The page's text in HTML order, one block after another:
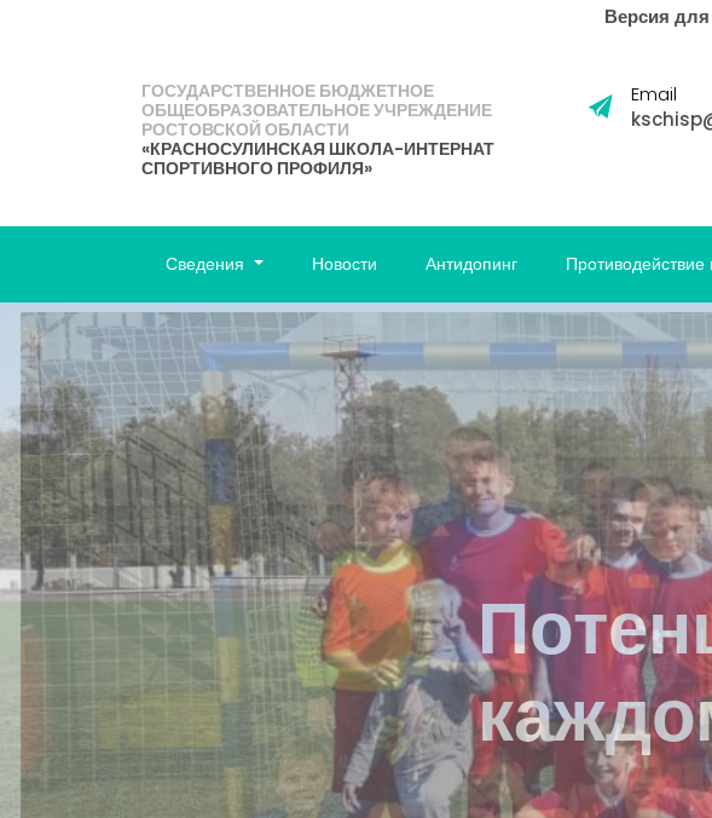
Версия
ГОСУДАРСТВЕННОЕ БЮДЖЕТНОЕ
ОБЩЕОБРАЗОВАТЕЛЬНОЕ УЧРЕЖДЕНИЕ
РОСТОВСКОЙ ОБЛАСТИ
«КРАСНОСУЛИНСКАЯ ШКОЛА-ИНТЕРНАТ
СПОРТИВНОГО ПРОФИЛЯ»
Email
Сведения Новости Антидопинг Противодействие